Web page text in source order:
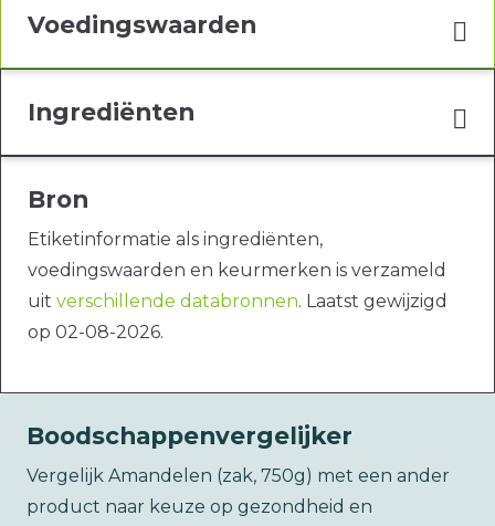
Voedingswaarden
Ingrediënten
Bron
Etiketinformatie als ingrediënten,
voedingswaarden en keurmerken is verzameld
uit verschillende databronnen. Laatst gewijzigd
op 02-08-2026.
Boodschappenvergelijker
Vergelijk Amandelen (zak, 750g) met een ander
product naar keuze op gezondheid en